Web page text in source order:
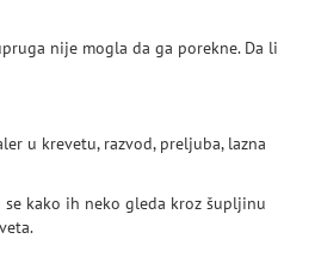
nije mogla da ga porekne. Da li
kako ih neko gleda kroz šupljinu